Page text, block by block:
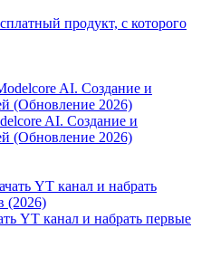
продукт, с которого
AI. Создание и
(Обновление 2026)
YT канал и набрать первые